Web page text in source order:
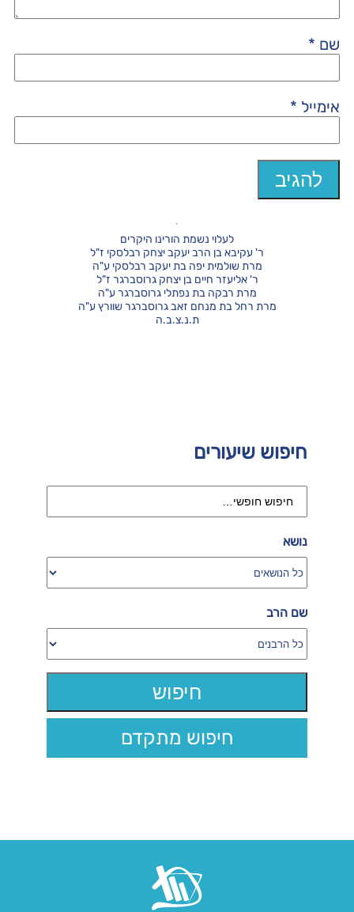
שם *
אימייל *
חיפוש שיעורים
נושא
שם הרב
חיפוש מתקדם
לעלוי נשמת הורינו היקרים
ר' עקיבא בן הרב יעקב יצחק רבלסקי ז"ל
מרת שולמית יפה בת יעקב רבלסקי ע"ה
ר' אליעזר חיים בן יצחק גרוסברגר ז"ל
מרת רבקה בת נפתלי גרוסברגר ע"ה
מרת רחל בת מנחם זאב גרוסברגר שוורץ ע"ה
ת.נ.צ.ב.ה